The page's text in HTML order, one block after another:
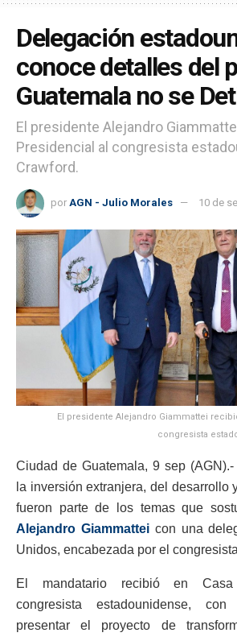
Delegación
conoce detalles del
Guatemala no se
El presidente Alejandro
Presidencial al congresista
Crawford.
por AGN - Julio Morales 10 de
El presidente Alejandro Giammattei
congresista
Ciudad de Guatemala, 9 sep
la inversión extranjera, del desarrollo
fueron parte de los temas que
Alejandro Giammatteicon una
Unidos, encabezada por el congresista
El mandatario recibió en Casa
congresista estadounidense,
presentar el proyecto de